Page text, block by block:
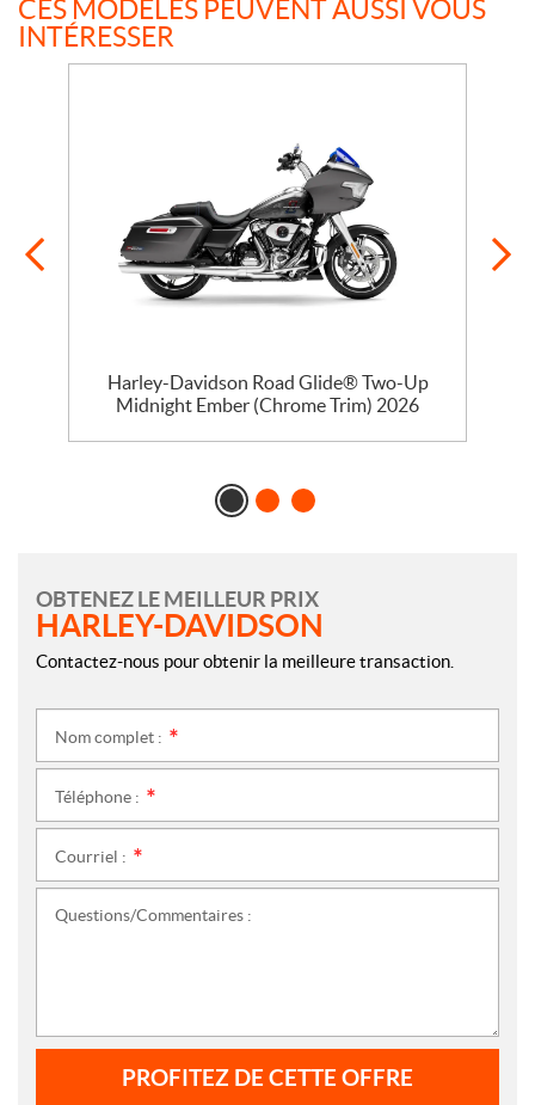
CES MODÈLES PEUVENT AUSSI VOUS
INTÉRESSER
Harley-Davidson Road Glide® Two-Up
Midnight Ember (Chrome Trim) 2026
OBTENEZ LE MEILLEUR PRIX
HARLEY-DAVIDSON
Contactez-nous pour obtenir la meilleure transaction.
Nom complet :
Téléphone :
Courriel :
Questions/Commentaires :
PROFITEZ DE CETTE OFFRE